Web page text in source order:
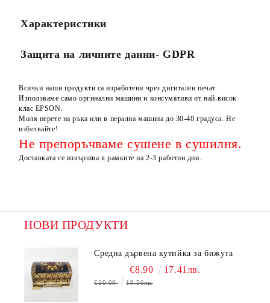
Характеристики
Защита на личните данни- GDPR
Всички наши продукти са изработени чрез дигитален печат.
Използваме само оргинални машини и консумативи от най-висок
клас EPSON.
Моля перете на ръка или в перална машина до 30-40 градуса. Не
избелвайте!
Не препоръчваме сушене в сушилня.
Доставката се извършва в рамките на 2-3 работни дни.
НОВИ ПРОДУКТИ
Средна дървена кутийка за бижута
€8.90 17.41лв.
€10.00 19.56лв.